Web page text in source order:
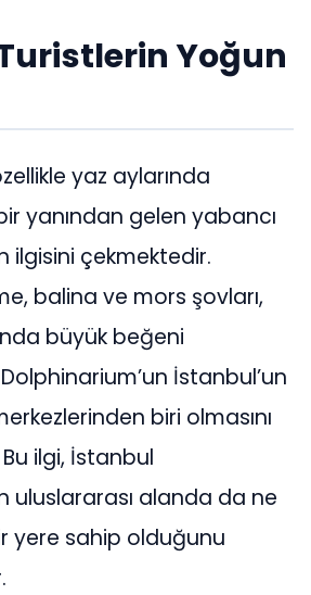
Yoğun
yaz aylarında
yanından gelen yabancı
ilgisini çekmektedir.
balina ve mors şovları,
büyük beğeni
İstanbul’un
biri olmasını
ilgi, İstanbul
uluslararası alanda da ne
yere sahip olduğunu